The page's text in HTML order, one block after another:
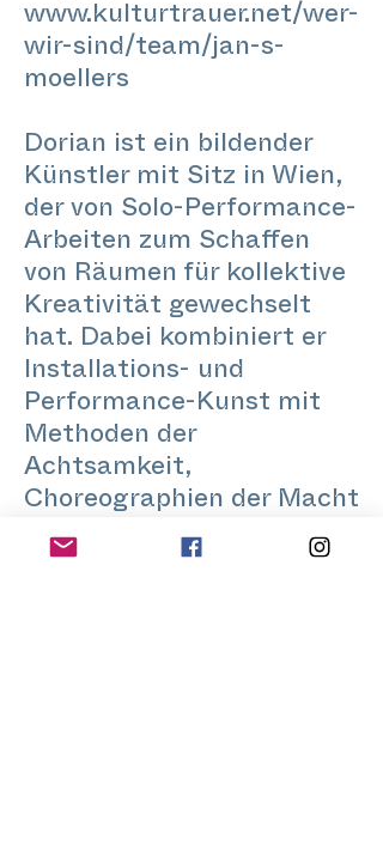
www.kulturtrauer.net/wer-
wir-sind/team/jan-s-
moellers
Dorian ist ein bildender
Künstler mit Sitz in Wien,
der von Solo-Performance-
Arbeiten zum Schaffen
von Räumen für kollektive
Kreativität gewechselt
hat. Dabei kombiniert er
Installations- und
Performance-Kunst mit
Methoden der
Achtsamkeit,
Choreographien der Macht
und somatischem Design.